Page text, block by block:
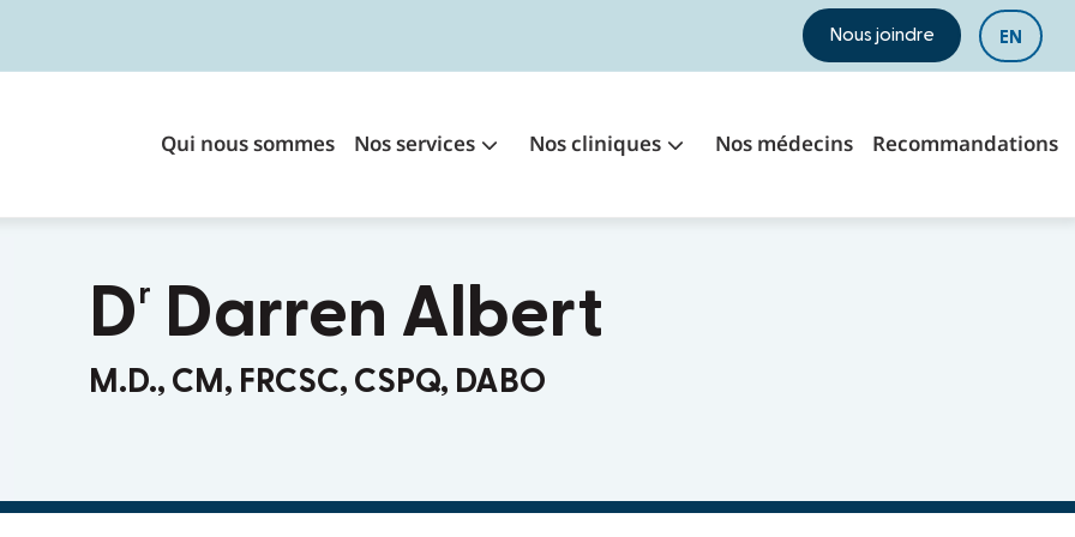
EN
Nous joindre
Main
navigation
Qui nous sommes Nos services Nos cliniques Nos médecins Recommandations
Dr Darren Albert
M.D., CM, FRCSC, CSPQ, DABO